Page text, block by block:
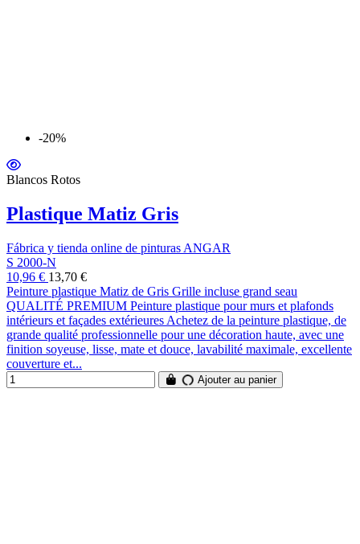
-20%
Blancos Rotos
Plastique Matiz Gris
Fábrica y tienda online de pinturas ANGAR
S 2000-N
10,96 € 13,70 €
Peinture plastique Matiz de Gris Grille incluse grand seau
QUALITÉ PREMIUM Peinture plastique pour murs et plafonds
intérieurs et façades extérieures Achetez de la peinture plastique, de
grande qualité professionnelle pour une décoration haute, avec une
finition soyeuse, lisse, mate et douce, lavabilité maximale, excellente
couverture et...
Ajouter au panier